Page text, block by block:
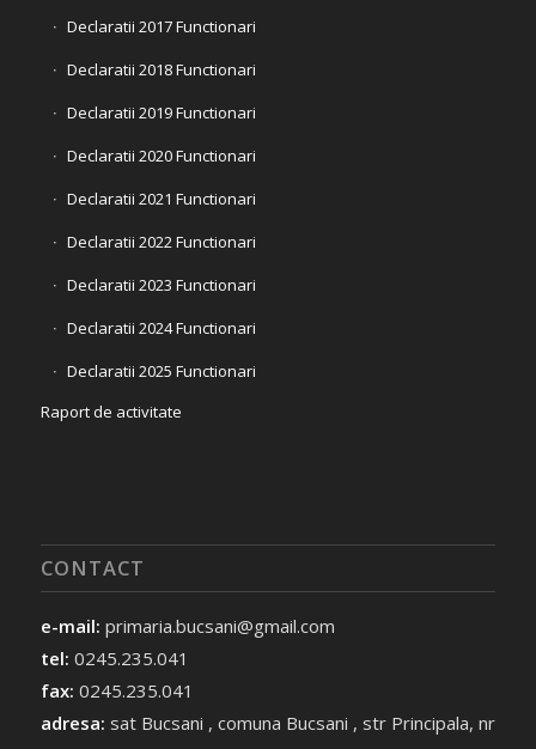
Declaratii 2017 Functionari
Declaratii 2018 Functionari
Declaratii 2019 Functionari
Declaratii 2020 Functionari
Declaratii 2021 Functionari
Declaratii 2022 Functionari
Declaratii 2023 Functionari
Declaratii 2024 Functionari
Declaratii 2025 Functionari
Raport de activitate
CONTACT
e-mail: primaria.bucsani@gmail.com
tel: 0245.235.041
fax: 0245.235.041
adresa: sat Bucsani , comuna Bucsani , str Principala, nr